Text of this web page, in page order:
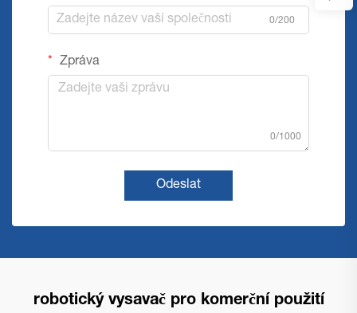
0/200
Zpráva
0/1000
Odeslat
robotický vysavač pro komerční použití